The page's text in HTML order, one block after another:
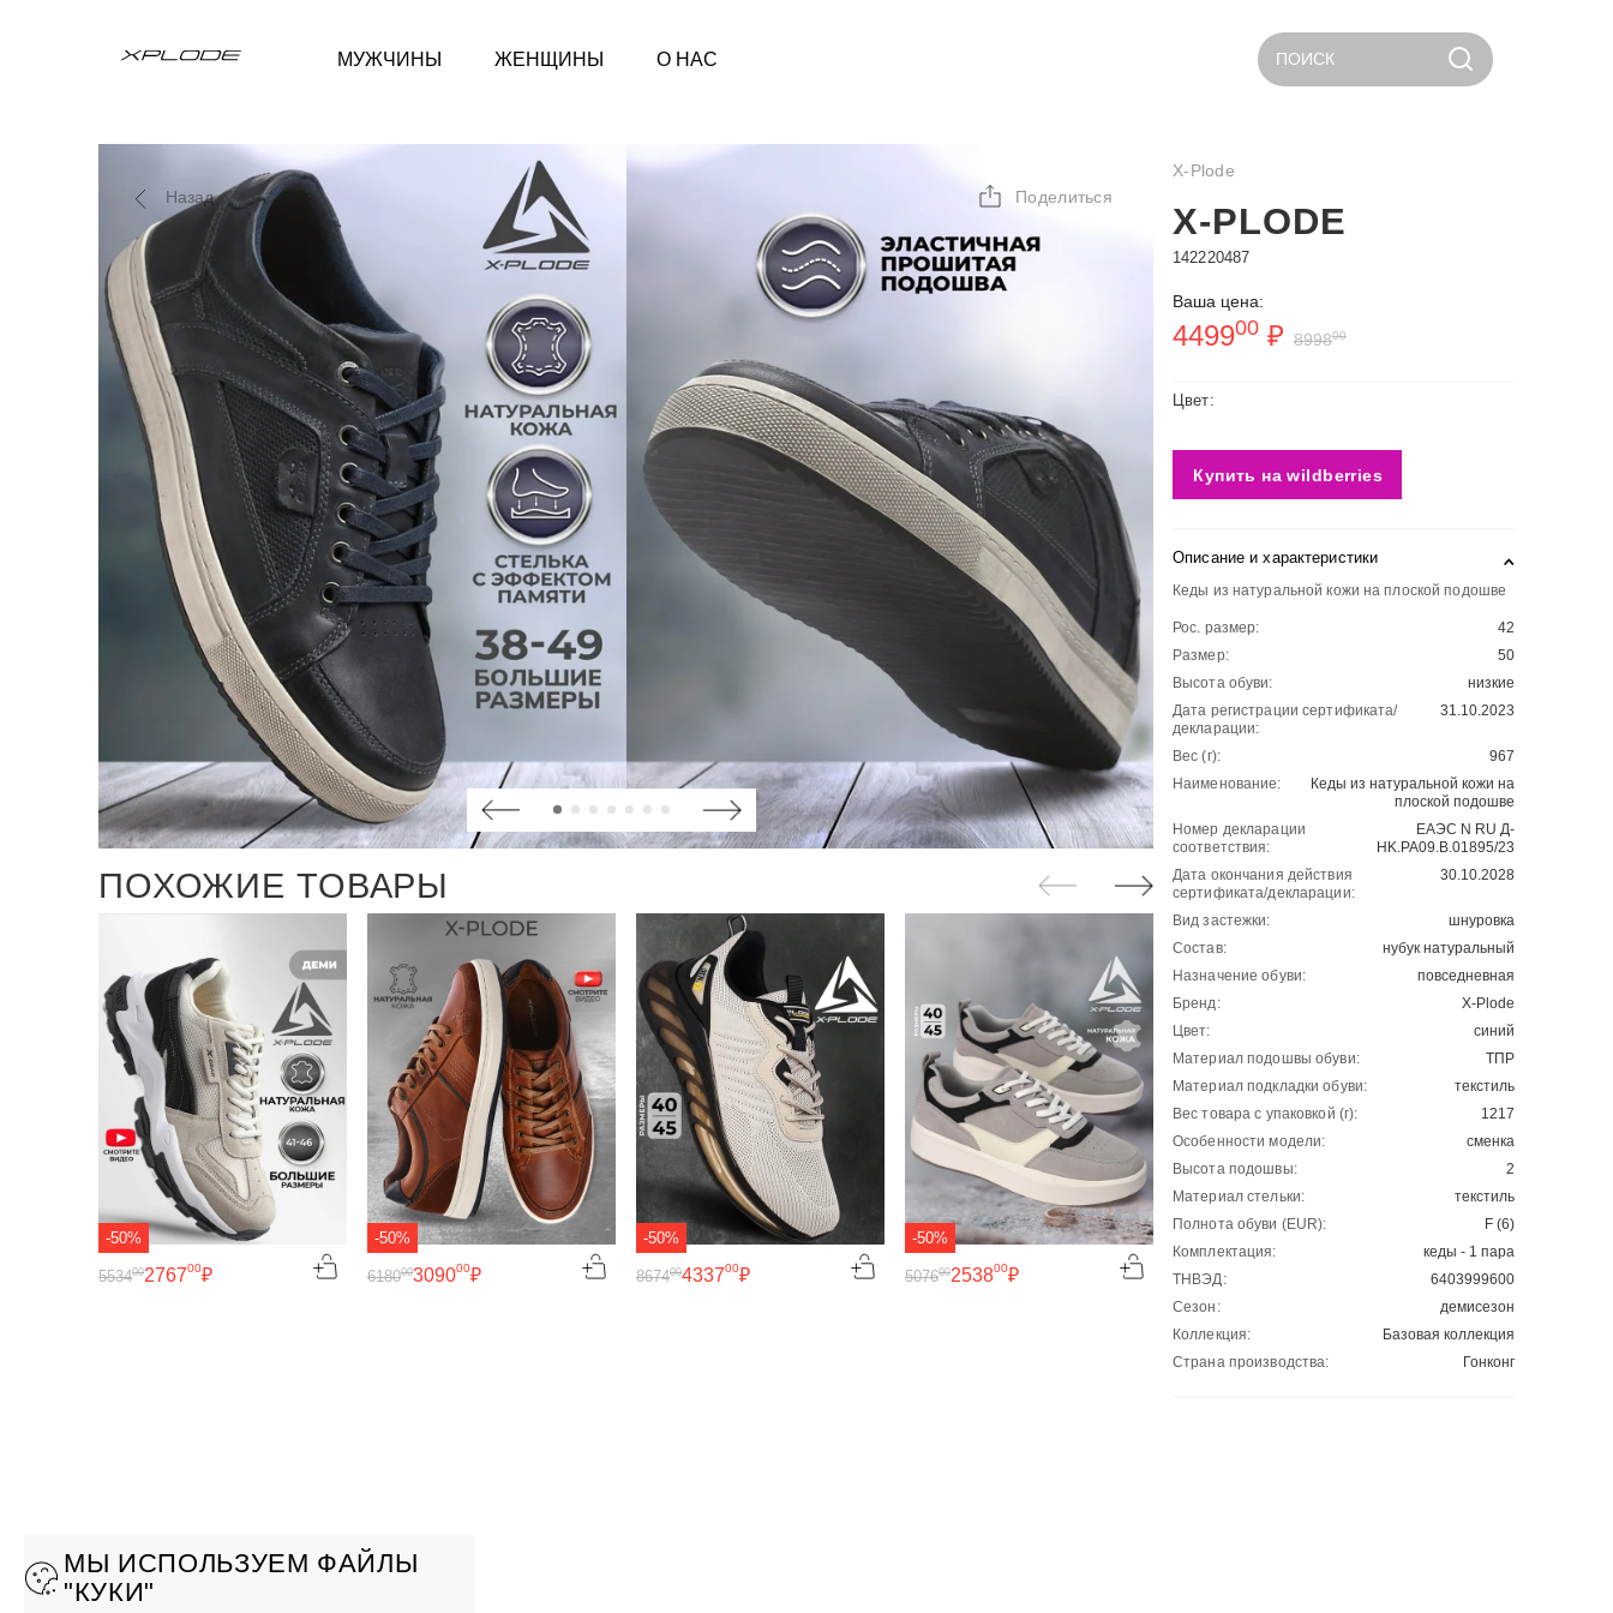
МУЖЧИНЫ ЖЕНЩИНЫ О НАС ПОИСК
Назад Поделиться
ПОХОЖИЕ ТОВАРЫ
-50%
276700₽
553400
-50%
309000₽
618000
-50%
433700₽
867400
-50%
253800₽
507600 2904
580800 4321
864200
X-Plode
X-PLODE
142220487
Ваша цена:
449900 ₽ 899800
Цвет:
Купить на wildberries
Описание и характеристики
Кеды из натуральной кожи на плоской подошве
Рос. размер:
42
Размер:
50
Высота обуви:
низкие
Дата регистрации сертификата/
декларации:
31.10.2023
Вес (г):
967
Наименование:
Кеды из натуральной кожи на
плоской подошве
Номер декларации
соответствия:
ЕАЭС N RU Д-
HK.РА09.В.01895/23
Дата окончания действия
сертификата/декларации:
30.10.2028
Вид застежки:
шнуровка
Состав:
нубук натуральный
Назначение обуви:
повседневная
Бренд:
X-Plode
Цвет:
синий
Материал подошвы обуви:
ТПР
Материал подкладки обуви:
текстиль
Вес товара с упаковкой (г):
1217
Особенности модели:
сменка
Высота подошвы:
2
Материал стельки:
текстиль
Полнота обуви (EUR):
F (6)
Комплектация:
кеды - 1 пара
ТНВЭД:
6403999600
Сезон:
демисезон
Коллекция:
Базовая коллекция
Страна производства:
Гонконг
МЫ ИСПОЛЬЗУЕМ ФАЙЛЫ
"КУКИ"